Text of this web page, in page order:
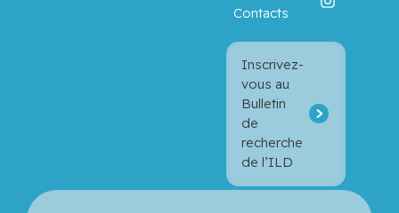
Inscrivez-
vous au
Bulletin
de
recherche
de l’ILD
Contacts